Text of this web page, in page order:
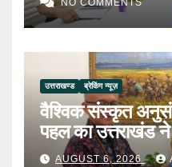
NO COMMENTS
उत्तराखण्ड ब्रेकिंग न्यूज़
वैश्विक संस्कृत
पहल का उत्तराखंड ने
AUGUST 6, 2026